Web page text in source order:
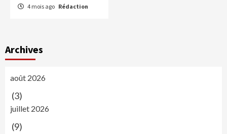
4 mois ago Rédaction
Archives
août 2026
(3)
juillet 2026
(9)